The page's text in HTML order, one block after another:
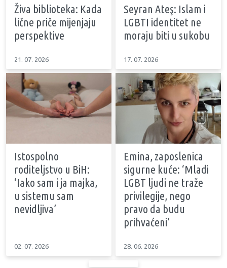
Živa biblioteka: Kada
lične priče mijenjaju
perspektive
21. 07. 2026
Seyran Ateş: Islam i
LGBTI identitet ne
moraju biti u sukobu
17. 07. 2026
Istospolno
roditeljstvo u BiH:
‘Iako sam i ja majka,
u sistemu sam
nevidljiva’
02. 07. 2026
Emina, zaposlenica
sigurne kuće: ‘Mladi
LGBT ljudi ne traže
privilegije, nego
pravo da budu
prihvaćeni’
28. 06. 2026